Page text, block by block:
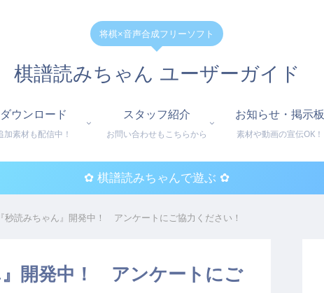
将棋×音声合成フリーソフト
棋譜読みちゃん ユーザーガイド
ダウンロード
加素材も配信中！
スタッフ紹介
お問い合わせもこちらから
お知らせ・掲示板
素材や動画の宣伝OK！
✿ 棋譜読みちゃんで遊ぶ ✿
秒読みちゃん』開発中！ アンケートにご協力ください！
開発中！ アンケートにご